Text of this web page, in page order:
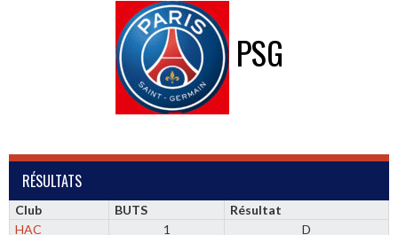
PSG
RÉSULTATS
Club BUTS
Résultat
HAC
1
D